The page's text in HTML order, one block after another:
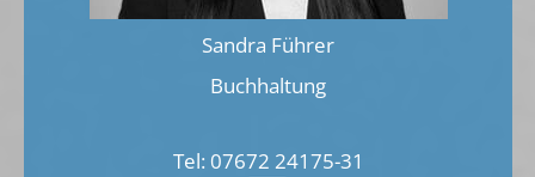
Sandra Führer
Buchhaltung
Tel: 07672 24175-31